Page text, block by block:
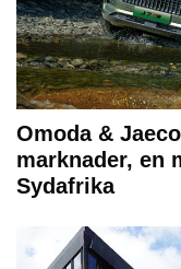
Omoda &
marknader, en
Sydafrika